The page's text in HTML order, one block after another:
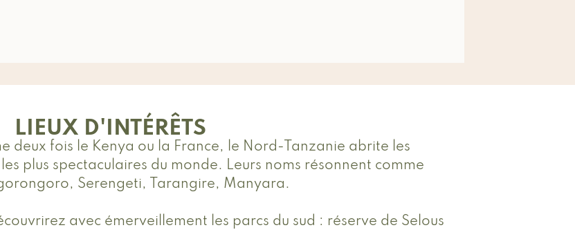
LIEUX D'INTÉRÊTS
deux fois le Kenya ou la France, le Nord-Tanzanie abrite les
plus spectaculaires du monde. Leurs noms résonnent comme
Serengeti, Tarangire, Manyara.
avec émerveillement les parcs du sud : réserve de Selous